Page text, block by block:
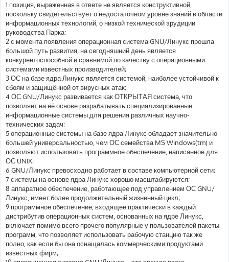
1 позиция, выраженная в ответе не является конструктивной,
поскольку свидетельствует о недостаточном уровне знаний в области
информационных технологий, о низкой технической эрудиции
руководства Парка;
2 с момента появления операционная система GNU/Линукс прошла
большой путь развития, на сегодняшний день является
конкурентоспособной и сравнимой по качеству с операционными
системами известных производителей;
3 ОС на базе ядра Линукс является системой, наиболее устойчивой к
сбоям и защищённой от вирусных атак;
4 ОС GNU/Линукс развивается как ОТКРЫТАЯ система, что
позволяет на её основе разрабатывать специализированные
информационные системы для решения различных научно-
технических задач;
5 операционные системы на базе ядра Линукс обладает значительно
большей универсальностью, чем ОС семейства MS Windows(tm) и
позволяют использовать программное обеспечение, написанное для
ОС UNIX;
6 GNU/Линукс превосходно работает в составе компьютерной сети;
7 системы на основе ядра Линукс хорошо масштабируются;
8 аппаратное обеспечение, работающее под управлением ОС GNU/
Линукс, имеет более продолжительный жизненный цикл;
9 программное обеспечение, входящее практически в каждый
дистрибутив операционных систем, основанных на ядре Линукс,
включает помимо всего прочего популярные у пользователей пакеты
программ, что позволяет использовать рабочую станцию так же
полно, как если бы она оснащалась коммерческими продуктами
известных фирм;